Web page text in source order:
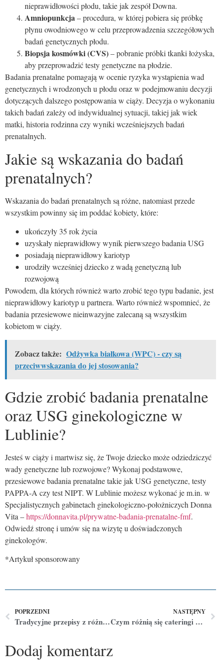
nieprawidłowości płodu, takie jak zespół Downa.
Amniopunkcja– procedura, w której pobiera się próbkę
płynu owodniowego w celu przeprowadzenia szczegółowych
badań genetycznych płodu.
Biopsja kosmówki (CVS)– pobranie próbki tkanki łożyska,
aby przeprowadzić testy genetyczne na płodzie.
Badania prenatalne pomagają w ocenie ryzyka wystąpienia wad
genetycznych i wrodzonych u płodu oraz w podejmowaniu decyzji
dotyczących dalszego postępowania w ciąży. Decyzja o wykonaniu
takich badań zależy od indywidualnej sytuacji, takiej jak wiek
matki, historia rodzinna czy wyniki wcześniejszych badań
prenatalnych.
Jakie są wskazania do badań
prenatalnych?
Wskazania do badań prenatalnych są różne, natomiast przede
wszystkim powinny się im poddać kobiety, które:
ukończyły 35 rok życia
uzyskały nieprawidłowy wynik pierwszego badania USG
posiadają nieprawidłowy kariotyp
urodziły wcześniej dziecko z wadą genetyczną lub
rozwojową
Powodem, dla których również warto zrobić tego typu badanie, jest
nieprawidłowy kariotyp u partnera. Warto również wspomnieć, że
badania przesiewowe nieinwazyjne zalecaną są wszystkim
kobietom w ciąży.
Zobacz także: Odżywka białkowa (WPC) - czy są
przeciwwskazania do jej stosowania?
Gdzie zrobić badania prenatalne
oraz USG ginekologiczne w
Lublinie?
Jesteś w ciąży i martwisz się, że Twoje dziecko może odziedziczyć
wady genetyczne lub rozwojowe? Wykonaj podstawowe,
przesiewowe badania prenatalne takie jak USG genetyczne, testy
PAPPA-A czy test NIPT. W Lublinie możesz wykonać je m.in. w
Specjalistycznych gabinetach ginekologiczno-położniczych Donna
Vita –https://donnavita.pl/prywatne-badania-prenatalne-fmf.
Odwiedź stronę i umów się na wizytę u doświadczonych
ginekologów.
*Artykuł sponsorowany
POPRZEDNI
Tradycyjne przepisy z różnych regionów Polski na święta Bożego Narodzenia
NASTĘPNY
Czym różnią się cateringi dietetyczne w Lublinie? Oto 3 aspekty, które pomogą Ci wybrać najlepsze jedzenie pudełkowe z dowozem
Dodaj komentarz